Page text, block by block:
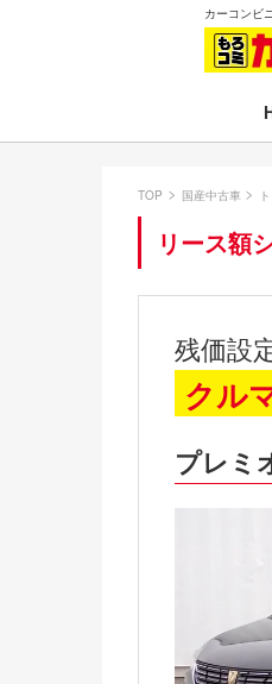
カーコンビ
TOP 国産中古車
リース額
残価設
クル
プレミ